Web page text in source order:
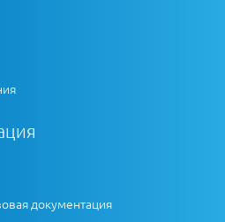
документация